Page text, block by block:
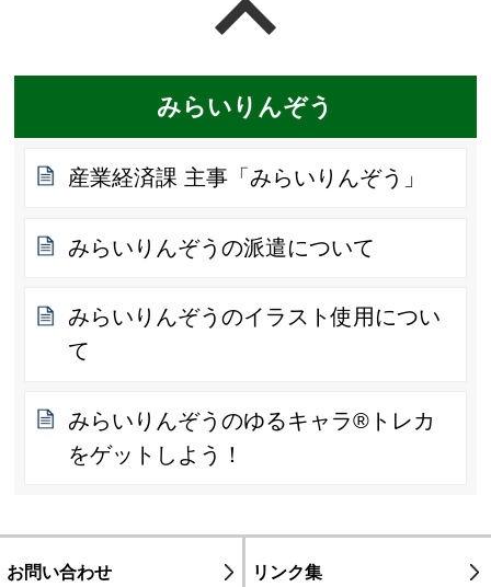
みらいりんぞう
産業経済課 主事「みらいりんぞう」
みらいりんぞうの派遣について
みらいりんぞうのイラスト使用につい
て
みらいりんぞうのゆるキャラ®トレカ
をゲットしよう！
お問い合わせ リンク集